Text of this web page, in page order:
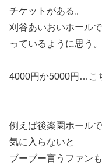
チケットがある。
刈谷あいおいホール
っているように思う。
4000円か5000円…こ
例えば後楽園ホール
気に入らないと
ブーブー言うファンも